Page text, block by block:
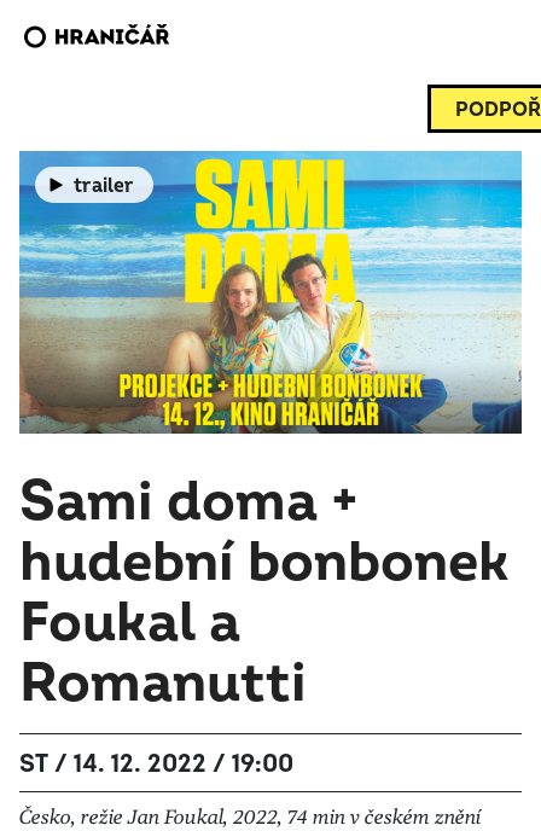
trailer
Sami doma +
hudební bonbonek
Foukal a
Romanutti
ST / 14. 12. 2022 / 19:00
Česko, režie Jan Foukal, 2022, 74 min v českém znění